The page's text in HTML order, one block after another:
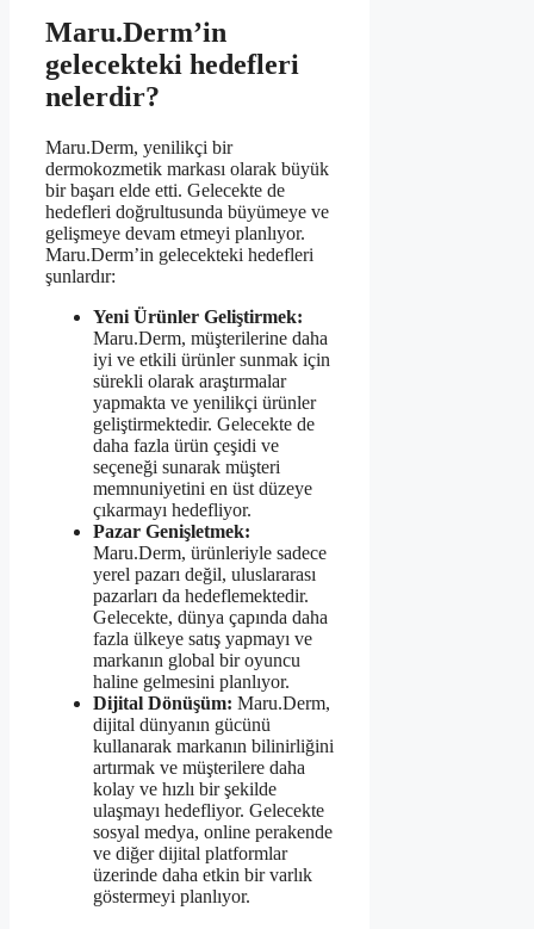
Maru.Derm’in
gelecekteki hedefleri
nelerdir?
Maru.Derm, yenilikçi bir
dermokozmetik markası olarak büyük
bir başarı elde etti. Gelecekte de
hedefleri doğrultusunda büyümeye ve
gelişmeye devam etmeyi planlıyor.
Maru.Derm’in gelecekteki hedefleri
şunlardır:
Yeni Ürünler Geliştirmek:
Maru.Derm, müşterilerine daha
iyi ve etkili ürünler sunmak için
sürekli olarak araştırmalar
yapmakta ve yenilikçi ürünler
geliştirmektedir. Gelecekte de
daha fazla ürün çeşidi ve
seçeneği sunarak müşteri
memnuniyetini en üst düzeye
çıkarmayı hedefliyor.
Pazar Genişletmek:
Maru.Derm, ürünleriyle sadece
yerel pazarı değil, uluslararası
pazarları da hedeflemektedir.
Gelecekte, dünya çapında daha
fazla ülkeye satış yapmayı ve
markanın global bir oyuncu
haline gelmesini planlıyor.
Dijital Dönüşüm: Maru.Derm,
dijital dünyanın gücünü
kullanarak markanın bilinirliğini
artırmak ve müşterilere daha
kolay ve hızlı bir şekilde
ulaşmayı hedefliyor. Gelecekte
sosyal medya, online perakende
ve diğer dijital platformlar
üzerinde daha etkin bir varlık
göstermeyi planlıyor.